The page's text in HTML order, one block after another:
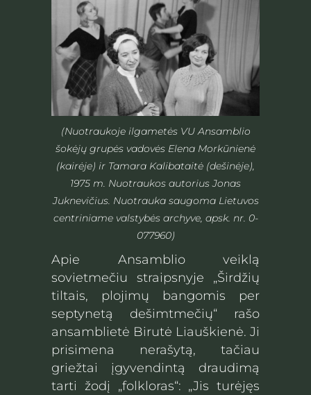
(Nuotraukoje ilgametės VU Ansamblio
šokėjų grupės vadovės Elena Morkūnienė
(kairėje) ir Tamara Kalibataitė (dešinėje),
1975 m. Nuotraukos autorius Jonas
Juknevičius. Nuotrauka saugoma Lietuvos
centriniame valstybės archyve, apsk. nr. 0-
077960)
Apie Ansamblio veiklą
sovietmečiu straipsnyje „Širdžių
tiltais, plojimų bangomis per
septynetą dešimtmečių“ rašo
ansamblietė Birutė Liauškienė. Ji
prisimena nerašytą, tačiau
griežtai įgyvendintą draudimą
tarti žodį „folkloras“: „Jis turėjęs